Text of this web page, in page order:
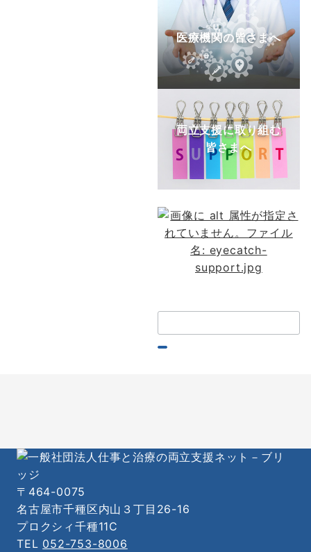
医療機関の皆さまへ
両立支援に取り組む
皆さまへ
索：
〒464-0075
名古屋市千種区内山３丁目26-16
プロクシィ千種11C
TEL 052-753-8006